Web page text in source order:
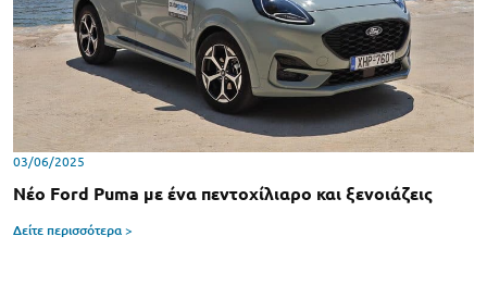
03/06/2025
Νέο Ford Puma με ένα πεντοχίλιαρο και ξενοιάζεις
Δείτε περισσότερα >